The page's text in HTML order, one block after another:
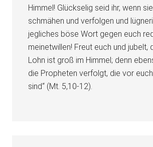
Himmel! Glückselig seid ihr, wenn
schmähen und verfolgen und
jegliches böse Wort gegen euch
meinetwillen! Freut euch und jubelt,
Lohn ist groß im Himmel; denn
die Propheten verfolgt, die vor
sind“ (Mt. 5,10-12).